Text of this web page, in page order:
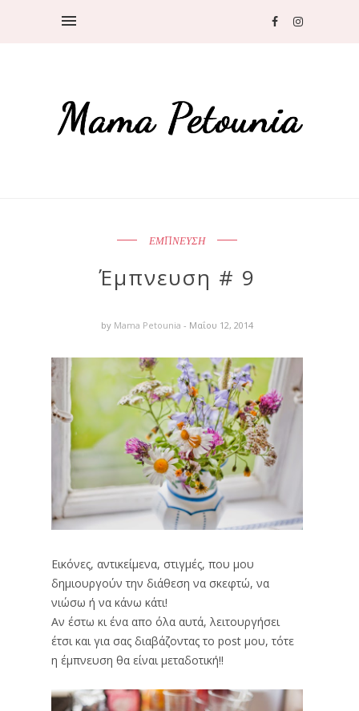
ΕΜΠΝΕΥΣΗ
Έμπνευση # 9
by Mama Petounia - Μαΐου 12, 2014
Εικόνες, αντικείμενα, στιγμές, που μου
δημιουργούν την διάθεση να σκεφτώ, να
νιώσω ή να κάνω κάτι!
Αν έστω κι ένα απο όλα αυτά, λειτουργήσει
έτσι και για σας διαβάζοντας το post μου, τότε
η έμπνευση θα είναι μεταδοτική!!